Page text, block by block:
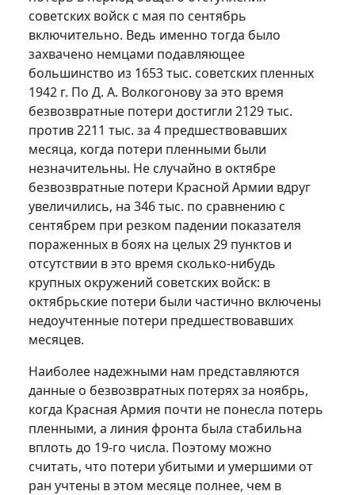
советских войск с мая по сентябрь
включительно. Ведь именно тогда было
захвачено немцами подавляющее
большинство из 1653 тыс. советских пленных
1942 г. По Д. А. Волкогонову за это время
безвозвратные потери достигли 2129 тыс.
против 2211 тыс. за 4 предшествовавших
месяца, когда потери пленными были
незначительны. Не случайно в октябре
безвозвратные потери Красной Армии вдруг
увеличились, на 346 тыс. по сравнению с
сентябрем при резком падении показателя
пораженных в боях на целых 29 пунктов и
отсутствии в это время сколько-нибудь
крупных окружений советских войск: в
октябрьские потери были частично включены
недоучтенные потери предшествовавших
месяцев.
Наиболее надежными нам представляются
данные о безвозвратных потерях за ноябрь,
когда Красная Армия почти не понесла потерь
пленными, а линия фронта была стабильна
вплоть до 19-го числа. Поэтому можно
считать, что потери убитыми и умершими от
ран учтены в этом месяце полнее, чем в